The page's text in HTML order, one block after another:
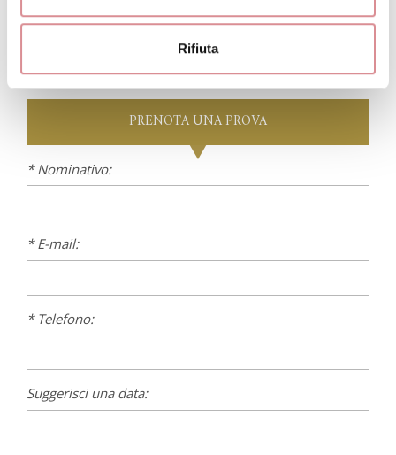
Rifiuta
PRENOTAUNA PROVA
* Nominativo:
* E-mail:
* Telefono:
Suggerisci una data: